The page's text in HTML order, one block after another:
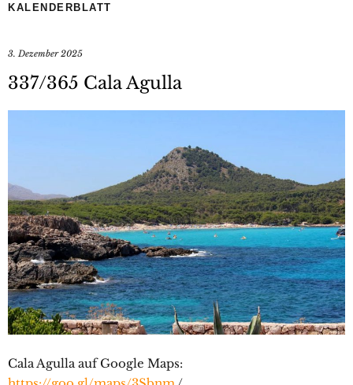
KALENDERBLATT
3. Dezember 2025
337/365 Cala Agulla
Cala Agulla auf Google Maps: